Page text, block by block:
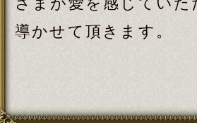
現実◆幸/転機/晩年